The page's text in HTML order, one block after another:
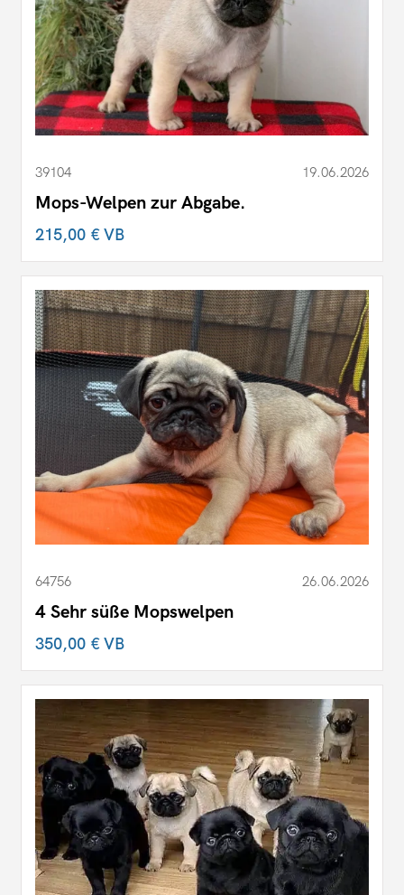
39104 19.06.2026
Mops-Welpen zur Abgabe.
215,00 €VB
64756 26.06.2026
4 Sehr süße Mopswelpen
350,00 €VB